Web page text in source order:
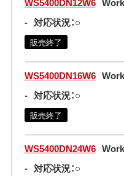
WS5400DN12W6
- 対応状況：○
販売終了
WS5400DN16W6
- 対応状況：○
販売終了
WS5400DN24W6
- 対応状況：○